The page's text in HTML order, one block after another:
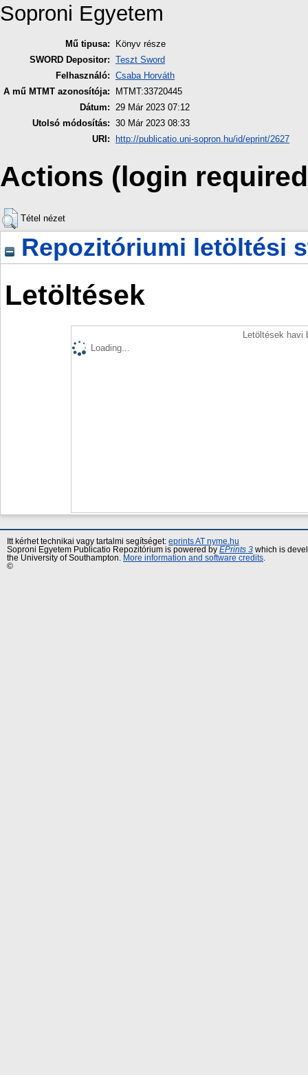
Soproni Egyetem
Mű tipusa:
Könyv része
SWORD Depositor: Teszt Sword
Felhasználó: Csaba Horváth
A mű MTMT azonosítója:
MTMT:33720445
Dátum: 29 Már 2023 07:12
Utolsó módosítás: 30 Már 2023 08:33
URI:
http://publicatio.uni-sopron.hu/id/eprint/2627
Actions (login
Tétel nézet
Repozitóriumi letöltési
Letöltések
Letöltések havi
Loading...
Itt kérhet technikai vagy tartalmi segítséget: eprints AT nyme.hu
Soproni Egyetem Publicatio Repozitórium is powered by EPrints 3 which is
the University of Southampton.
More information and software credits
©